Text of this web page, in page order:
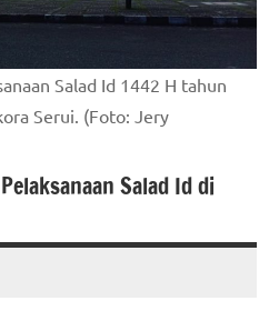
Salad Id 1442 H tahun
Serui. (Foto: Jery
Salad Id di